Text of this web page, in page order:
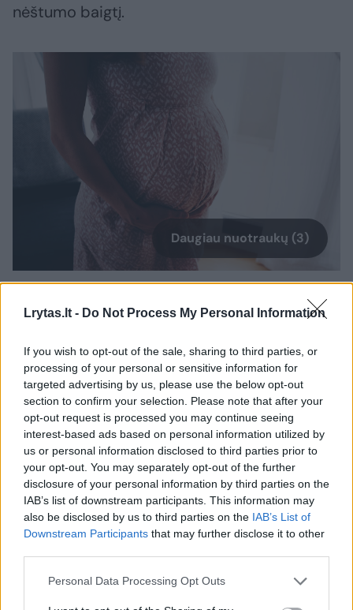
Lrytas.lt - Do Not Process My Personal Information
If you wish to opt-out of the sale, sharing to third parties, or
processing of your personal or sensitive information for
targeted advertising by us, please use the below opt-out
section to confirm your selection. Please note that after your
opt-out request is processed you may continue seeing
interest-based ads based on personal information utilized by
us or personal information disclosed to third parties prior to
your opt-out. You may separately opt-out of the further
disclosure of your personal information by third parties on the
IAB’s list of downstream participants. This information may
also be disclosed by us to third parties on the IAB’s List of
Downstream Participants that may further disclose it to other
Personal Data Processing Opt Outs
nėštumo baigtį.
Daugiau nuotraukų (3)
pastojusios moterys, o ypač tos, kurios pastojo
nėštumo laikotarpis gali praeiti daug sklandžiau,
patiriant mažiau nerimo.
„Unsplash“ nuotr.
„Jeigu moteris serga kvėpavimo, virškinimo,
šlapimo takų, odos, nervų ar endokrininės
sistemos ligomis, ji turi pasikonsultuoti su
atitinkamais šių sričių specialistais, nes tik
taip gydytojas galės padėti laiku ir išvengti
komplikacijų. Turimos ligos taip pat leidžia
įvertinti rizikas gimdymo metu ar po jo,
tinkamai tam pasiruošti, skirti reikalingus